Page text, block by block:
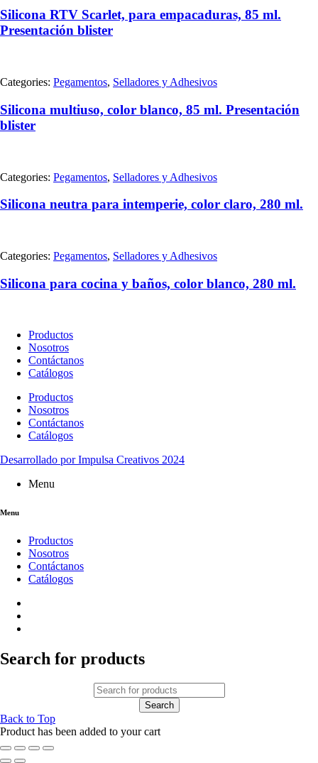
Silicona RTV Scarlet, para empacaduras, 85 ml.
Presentación blister
Categories: Pegamentos, Selladores y Adhesivos
Silicona multiuso, color blanco, 85 ml. Presentación
blister
Categories: Pegamentos, Selladores y Adhesivos
Silicona neutra para intemperie, color claro, 280 ml.
Categories: Pegamentos, Selladores y Adhesivos
Silicona para cocina y baños, color blanco, 280 ml.
Productos
Nosotros
Contáctanos
Catálogos
Productos
Nosotros
Contáctanos
Catálogos
Desarrollado por Impulsa Creativos 2024
Menu
Menu
Productos
Nosotros
Contáctanos
Catálogos
Search for products
Back to Top
Product has been added to your cart